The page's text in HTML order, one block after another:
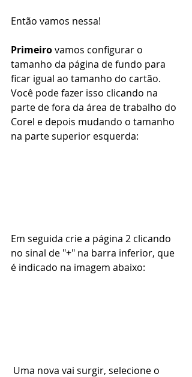
Então vamos nessa!
Primeiro vamos configurar o
tamanho da página de fundo para
ficar igual ao tamanho do cartão.
Você pode fazer isso clicando na
parte de fora da área de trabalho do
Corel e depois mudando o tamanho
na parte superior esquerda:
Em seguida crie a página 2 clicando
no sinal de "+" na barra inferior, que
é indicado na imagem abaixo: